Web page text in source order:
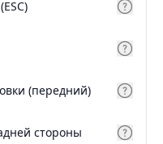
(передний)
стороны